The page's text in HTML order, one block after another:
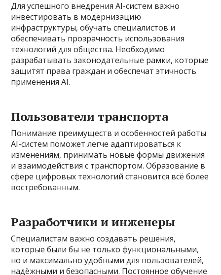
Для успешного внедрения AI-систем важно
инвестировать в модернизацию
инфраструктуры, обучать специалистов и
обеспечивать прозрачность использования
технологий для общества. Необходимо
разрабатывать законодательные рамки, которые
защитят права граждан и обеспечат этичность
применения AI.
Пользователи транспорта
Понимание преимуществ и особенностей работы
AI-систем поможет легче адаптироваться к
изменениям, принимать новые формы движения
и взаимодействия с транспортом. Образование в
сфере цифровых технологий становится всё более
востребованным.
Разработчики и инженеры
Специалистам важно создавать решения,
которые были бы не только функциональными,
но и максимально удобными для пользователей,
надёжными и безопасными. Постоянное обучение